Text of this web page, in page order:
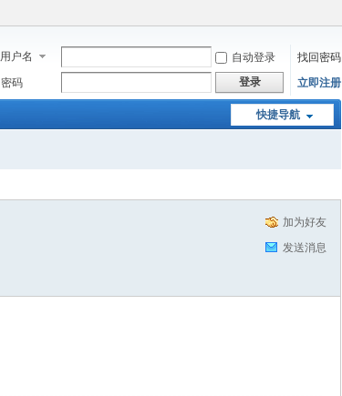
用户名 自动登录
找回密码
密码
登录 立即注册
快捷导航
加为好友
发送消息